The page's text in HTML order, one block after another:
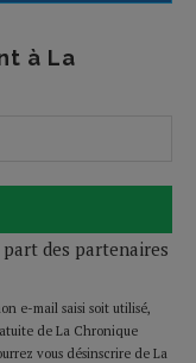
à La
des partenaires
e-mail saisi soit utilisé,
de La Chronique
vous désinscrire de La